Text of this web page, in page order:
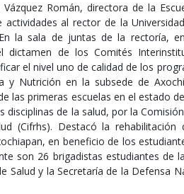
Román, directora de la
actividades al rector de la
la sala de juntas de la rectoría,
de los Comités
el nivel uno de calidad de los
y Nutrición en la subsede de
las primeras escuelas en el estado
disciplinas de la salud, por la
(Cifrhs). Destacó la
en beneficio de los
son 26 brigadistas estudiantes de
Salud y la Secretaría de la Defensa